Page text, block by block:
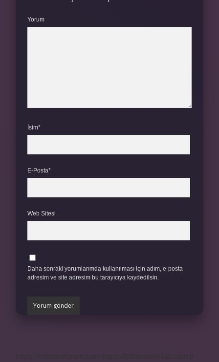
Yorum
İsim*
E-Posta*
Web Sitesi
Daha sonraki yorumlarımda kullanılması için adım, e-posta
adresim ve site adresim bu tarayıcıya kaydedilsin.